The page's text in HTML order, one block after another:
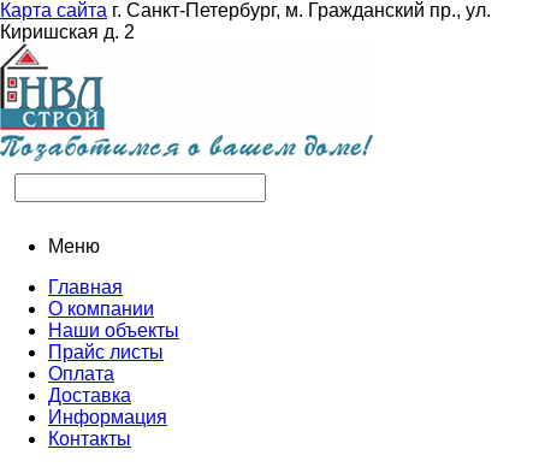
Карта сайта г. Санкт-Петербург, м. Гражданский пр., ул.
Киришская д. 2
Меню
Главная
О компании
Наши объекты
Прайс листы
Оплата
Доставка
Информация
Контакты